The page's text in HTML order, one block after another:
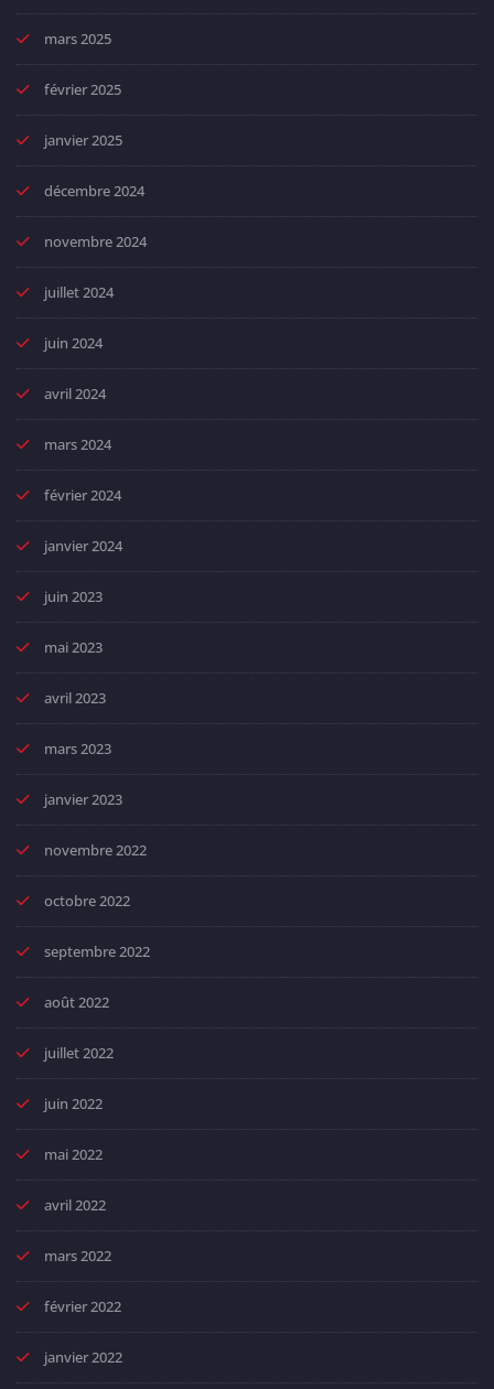
mars 2025
février 2025
janvier 2025
décembre 2024
novembre 2024
juillet 2024
juin 2024
avril 2024
mars 2024
février 2024
janvier 2024
juin 2023
mai 2023
avril 2023
mars 2023
janvier 2023
novembre 2022
octobre 2022
septembre 2022
août 2022
juillet 2022
juin 2022
mai 2022
avril 2022
mars 2022
février 2022
janvier 2022